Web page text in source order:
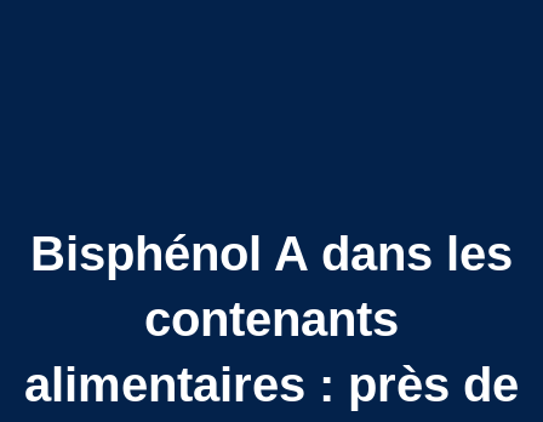
Bisphénol A dans les
contenants
alimentaires : près de